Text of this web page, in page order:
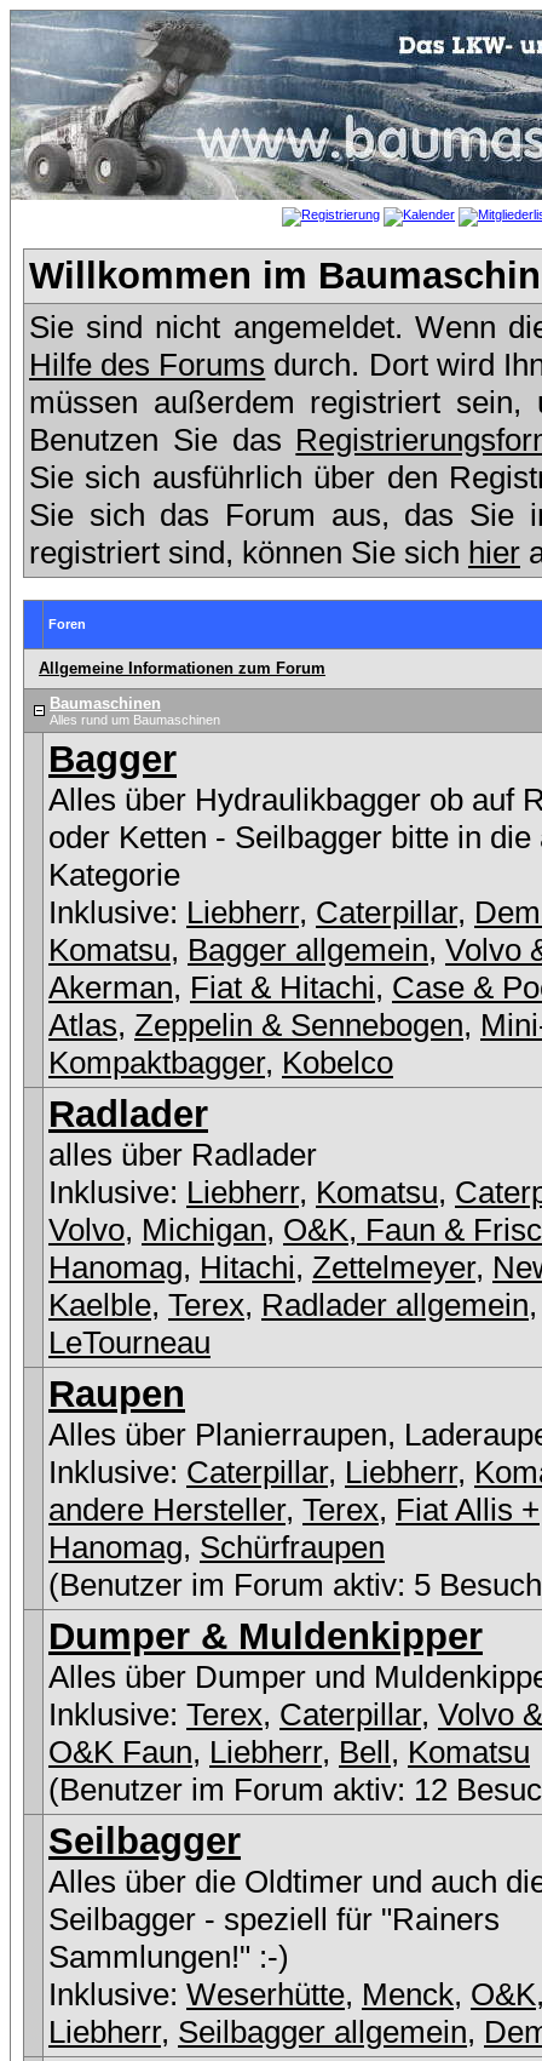
Willkommen im
Sie sind nicht angemeldet. Wenn
Hilfe des Forums durch. Dort wird
müssen außerdem registriert
Benutzen Sie das
Sie sich ausführlich über den
Sie sich das Forum aus, das Sie
registriert sind, können Sie sich hier
Foren
Allgemeine Informationen zum Forum
Baumaschinen
Alles rund um Baumaschinen
Bagger
Alles über Hydraulikbagger ob auf
oder Ketten - Seilbagger bitte in die
Kategorie
Inklusive: Liebherr, Caterpillar,
Komatsu, Bagger allgemein, Volvo
Akerman, Fiat & Hitachi, Case &
Atlas, Zeppelin & Sennebogen,
Kompaktbagger, Kobelco
Radlader
alles über Radlader
Inklusive: Liebherr, Komatsu,
Volvo, Michigan, O&K, Faun &
Hanomag, Hitachi, Zettelmeyer,
Kaelble, Terex, Radlader allgemein,
LeTourneau
Raupen
Alles über Planierraupen,
Inklusive: Caterpillar, Liebherr,
andere Hersteller, Terex, Fiat Allis +
Hanomag, Schürfraupen
(Benutzer im Forum aktiv: 5
Dumper & Muldenkipper
Alles über Dumper und
Inklusive: Terex, Caterpillar, Volvo
O&K Faun, Liebherr, Bell, Komatsu
(Benutzer im Forum aktiv: 12
Seilbagger
Alles über die Oldtimer und auch
Seilbagger - speziell für "Rainers
Sammlungen!" :-)
Inklusive: Weserhütte, Menck, O&K
Liebherr, Seilbagger allgemein,